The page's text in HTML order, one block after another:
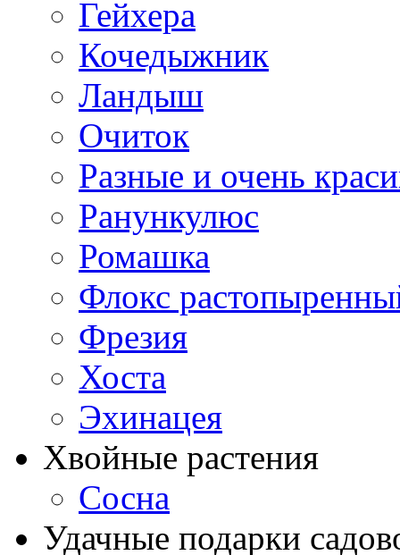
Гейхера
Кочедыжник
Ландыш
Очиток
Разные и очень
Ранункулюс
Ромашка
Флокс
Фрезия
Хоста
Эхинацея
Хвойные растения
Сосна
Удачные подарки